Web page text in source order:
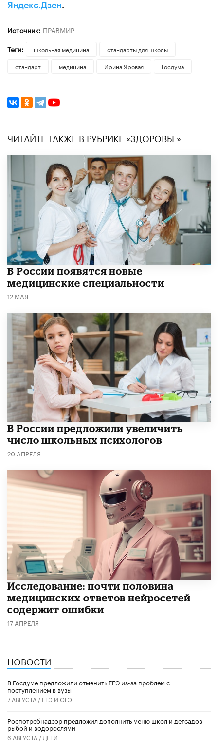
Яндекс.Дзен.
Источник: ПРАВМИР
Теги:
школьная медицина
стандарты для школы
стандарт
медицина Ирина Яровая Госдума
ЧИТАЙТЕ ТАКЖЕ В РУБРИКЕ «ЗДОРОВЬЕ»
В России появятся новые
медицинские специальности
12 МАЯ
В России предложили увеличить
число школьных психологов
20 АПРЕЛЯ
Исследование: почти половина
медицинских ответов нейросетей
содержит ошибки
17 АПРЕЛЯ
НОВОСТИ
В Госдуме предложили отменить ЕГЭ из-за проблем с
поступлением в вузы
7 АВГУСТА / ЕГЭ И ОГЭ
Роспотребнадзор предложил дополнить меню школ и детсадов
рыбой и водорослями
6 АВГУСТА / ДЕТИ